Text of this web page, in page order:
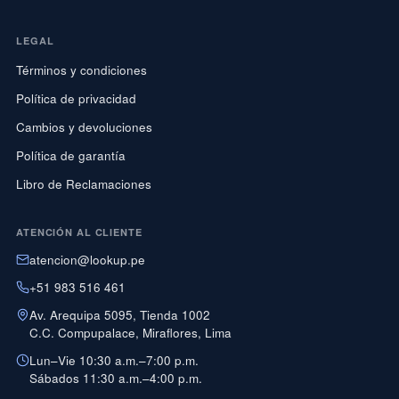
LEGAL
Términos y condiciones
Política de privacidad
Cambios y devoluciones
Política de garantía
Libro de Reclamaciones
ATENCIÓN AL CLIENTE
atencion@lookup.pe
+51 983 516 461
Av. Arequipa 5095, Tienda 1002
C.C. Compupalace, Miraflores, Lima
Lun–Vie 10:30 a.m.–7:00 p.m.
Sábados 11:30 a.m.–4:00 p.m.